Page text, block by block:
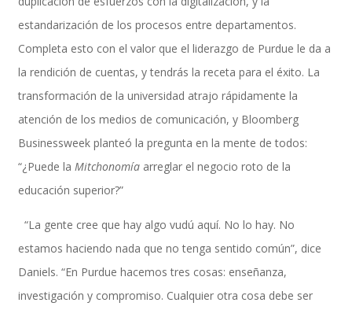
Soporte SAP
estandarización de los procesos entre departamentos.
Completa esto con el valor que el liderazgo de Purdue le da a
la rendición de cuentas, y tendrás la receta para el éxito. La
transformación de la universidad atrajo rápidamente la
atención de los medios de comunicación, y Bloomberg
Businessweek planteó la pregunta en la mente de todos:
“¿Puede la Mitchonomía arreglar el negocio roto de la
educación superior?”
“La gente cree que hay algo vudú aquí. No lo hay. No
estamos haciendo nada que no tenga sentido común”, dice
Daniels. “En Purdue hacemos tres cosas: enseñanza,
investigación y compromiso. Cualquier otra cosa debe ser